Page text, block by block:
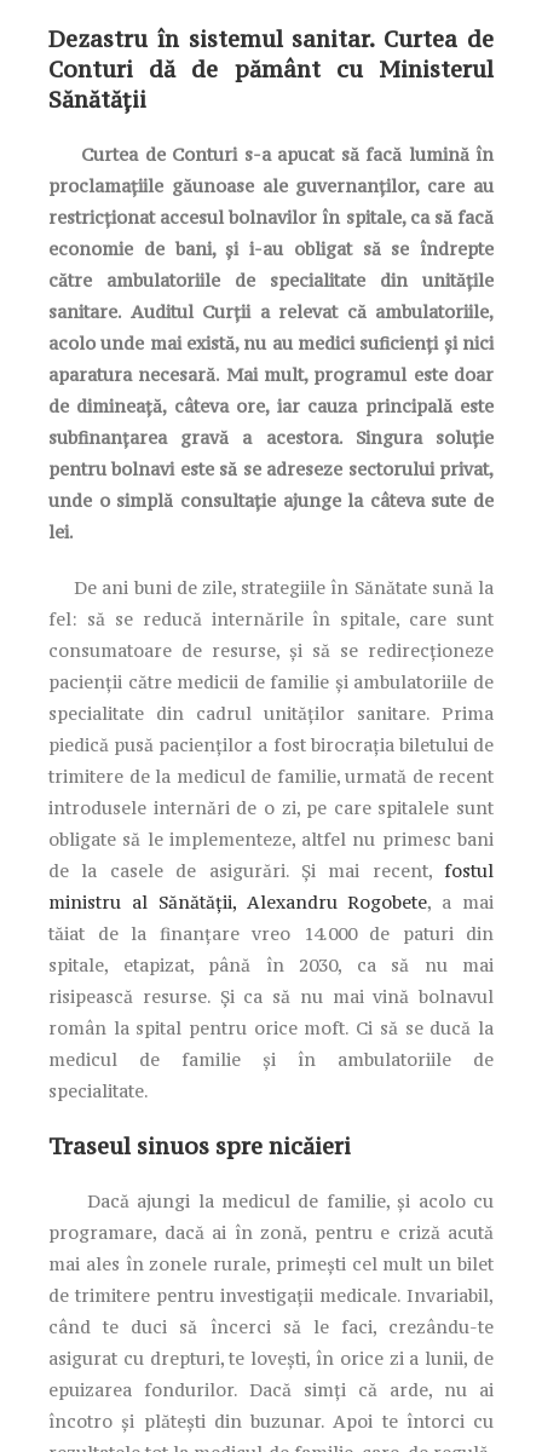
Dezastru în sistemul sanitar. Curtea de
Conturi dă de pământ cu Ministerul
Sănătății
Curtea de Conturi s-a apucat să facă lumină în
proclamațiile găunoase ale guvernanților, care au
restricționat accesul bolnavilor în spitale, ca să facă
economie de bani, și i-au obligat să se îndrepte
către ambulatoriile de specialitate din unitățile
sanitare. Auditul Curții a relevat că ambulatoriile,
acolo unde mai există, nu au medici suficienți și nici
aparatura necesară. Mai mult, programul este doar
de dimineață, câteva ore, iar cauza principală este
subfinanțarea gravă a acestora. Singura soluție
pentru bolnavi este să se adreseze sectorului privat,
unde o simplă consultație ajunge la câteva sute de
lei.
De ani buni de zile, strategiile în Sănătate sună la
fel: să se reducă internările în spitale, care sunt
consumatoare de resurse, și să se redirecționeze
pacienții către medicii de familie și ambulatoriile de
specialitate din cadrul unităților sanitare. Prima
piedică pusă pacienților a fost birocrația biletului de
trimitere de la medicul de familie, urmată de recent
introdusele internări de o zi, pe care spitalele sunt
obligate să le implementeze, altfel nu primesc bani
de la casele de asigurări. Și mai recent, fostul
ministru al Sănătății, Alexandru Rogobete, a mai
tăiat de la finanțare vreo 14.000 de paturi din
spitale, etapizat, până în 2030, ca să nu mai
risipească resurse. Și ca să nu mai vină bolnavul
român la spital pentru orice moft. Ci să se ducă la
medicul de familie și în ambulatoriile de
specialitate.
Traseul sinuos spre nicăieri
Dacă ajungi la medicul de familie, și acolo cu
programare, dacă ai în zonă, pentru e criză acută
mai ales în zonele rurale, primești cel mult un bilet
de trimitere pentru investigații medicale. Invariabil,
când te duci să încerci să le faci, crezându-te
asigurat cu drepturi, te lovești, în orice zi a lunii, de
epuizarea fondurilor. Dacă simți că arde, nu ai
încotro și plătești din buzunar. Apoi te întorci cu